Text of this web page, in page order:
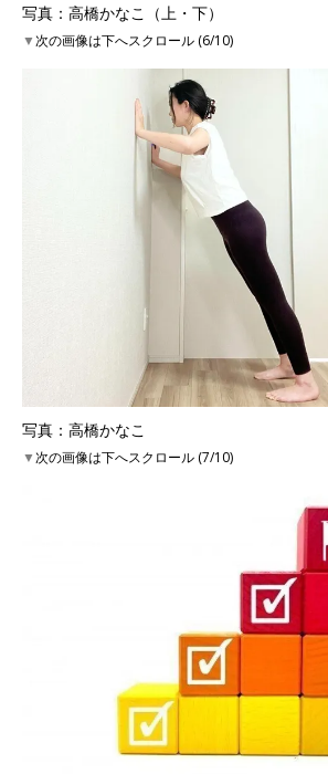
写真：高橋かなこ（上・下）
▼次の画像は下へスクロール (6/10)
写真：高橋かなこ
▼次の画像は下へスクロール (7/10)